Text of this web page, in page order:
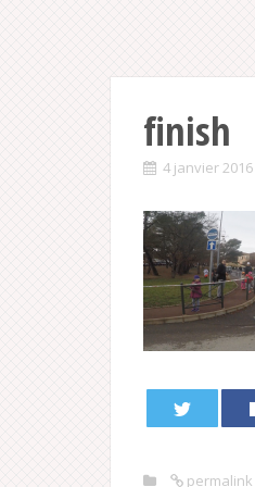
finish
4 janvier 2016
permalink